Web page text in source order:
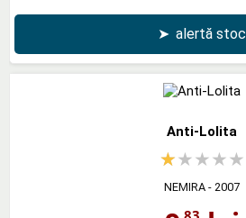
➤ alertă stoc
Anti-Lolita
NEMIRA - 2007